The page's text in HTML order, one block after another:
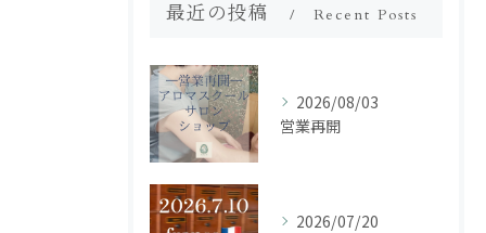
最近の投稿 Recent Posts
2026/08/03
営業再開
2026/07/20